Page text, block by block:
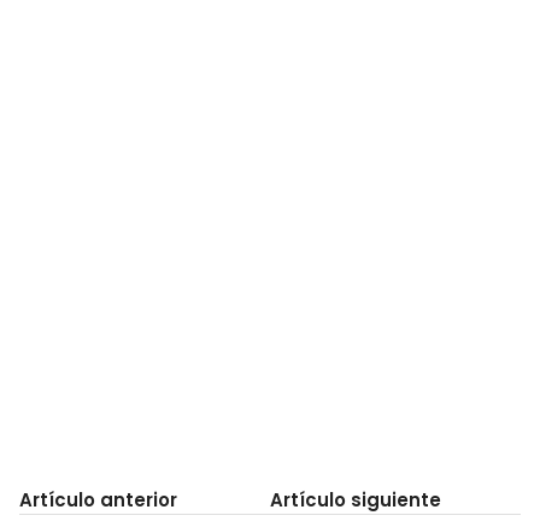
Artículo anterior Artículo siguiente